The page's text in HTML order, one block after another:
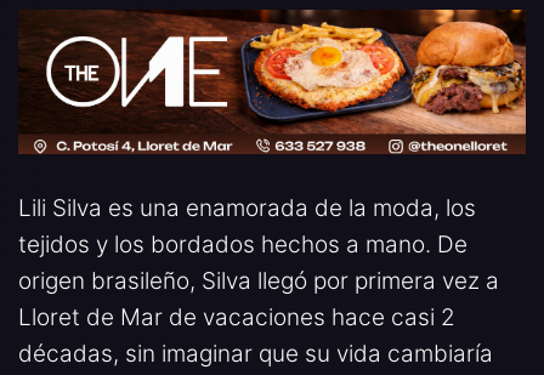
Lili Silva es una enamorada de la moda, los
tejidos y los bordados hechos a mano. De
origen brasileño, Silva llegó por primera vez a
Lloret de Mar de vacaciones hace casi 2
décadas, sin imaginar que su vida cambiaría